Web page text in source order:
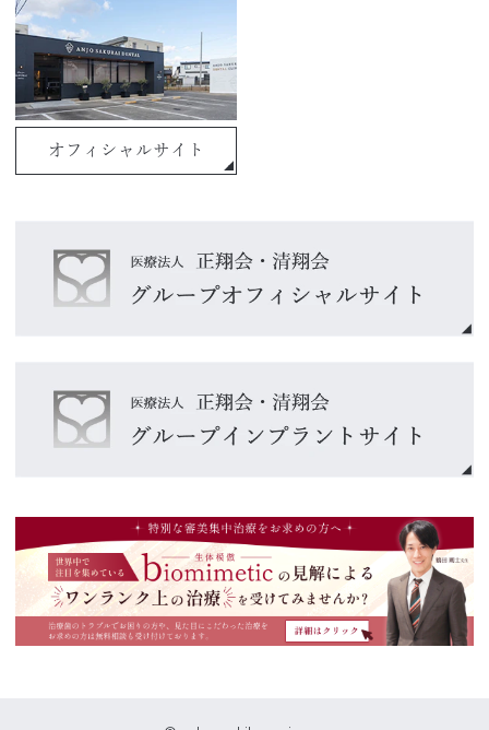
オフィシャルサイト